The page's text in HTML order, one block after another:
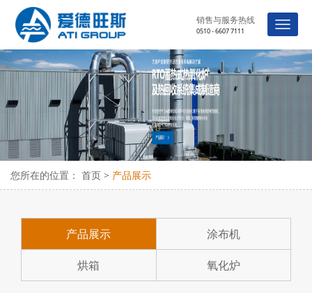
销售与服务热线
0510 - 6607 7111
您所在的位置： 首页 > 产品展示
产品展示 涂布机
烘箱 氧化炉